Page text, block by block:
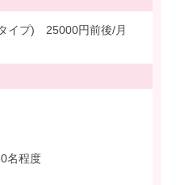
イプ) 25000円前後/月
名程度